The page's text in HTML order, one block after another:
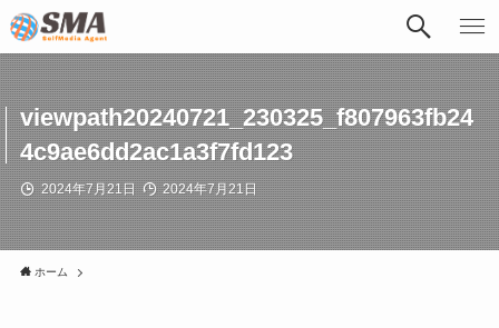
viewpath20240721_230325_f807963fb24
4c9ae6dd2ac1a3f7fd123
2024年7月21日 2024年7月21日
ホーム